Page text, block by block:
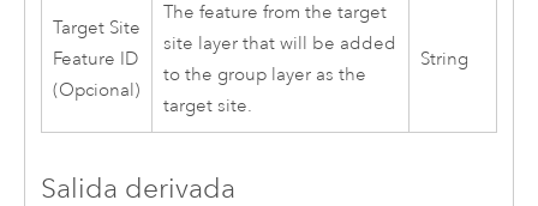
Target Site
Feature ID
(Opcional)
The feature from the target
site layer that will be added
to the group layer as the
target site.
String
Salida derivada